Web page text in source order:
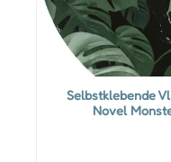
Selbstklebende
Novel